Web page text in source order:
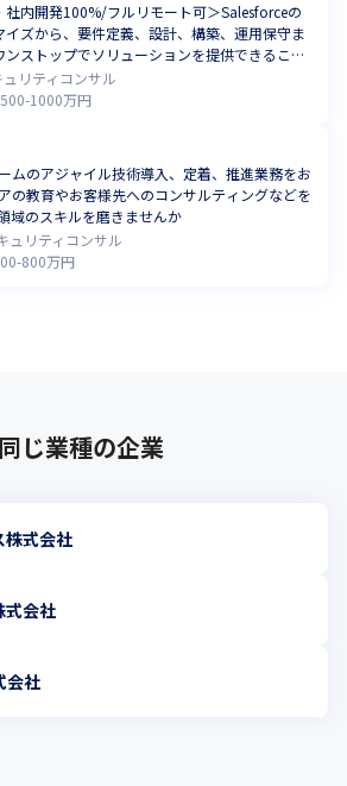
社内開発100%/フルリモート可＞Salesforceの
ズから、要件定義、設計、構築、運用保守ま
ストップでソリューションを提供できること
リティコンサル
500-1000万円
ムのアジャイル技術導入、定着、推進業務をお
の教育やお客様先へのコンサルティングなどを
域のスキルを磨きませんか
ュリティコンサル
-800万円
同じ業種の企業
株式会社
式会社
会社